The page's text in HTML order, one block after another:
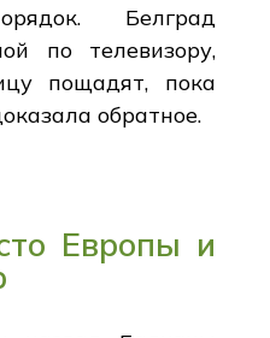
Белград
по телевизору,
пощадят, пока
обратное.
Европы и